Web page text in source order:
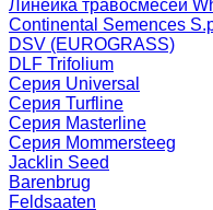
Линейка травосмесей
Continental Semences
DSV (EUROGRASS)
DLF Trifolium
Серия Universal
Серия Turfline
Серия Masterline
Серия Mommersteeg
Jacklin Seed
Barenbrug
Feldsaaten